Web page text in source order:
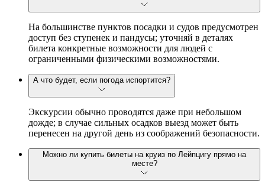
На большинстве пунктов посадки и судов предусмотрен
доступ без ступенек и пандусы; уточняй в деталях
билета конкретные возможности для людей с
ограниченными физическими возможностями.
А что будет, если погода испортится?
Экскурсии обычно проводятся даже при небольшом
дожде; в случае сильных осадков выезд может быть
перенесен на другой день из соображений безопасности.
Можно ли купить билеты на круиз по Лейпцигу прямо на
месте?